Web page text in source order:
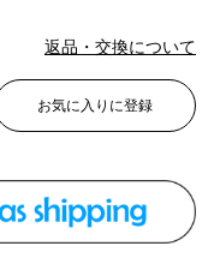
返品・交換について
お気に入りに登録